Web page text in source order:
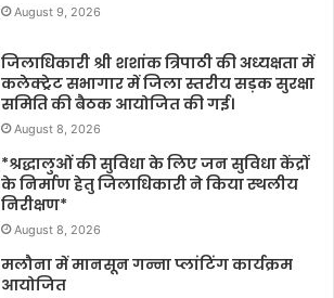
August 9, 2026
जिलाधिकारी श्री शशांक त्रिपाठी की अध्यक्षता में
कलेक्ट्रेट सभागार में जिला स्तरीय सड़क सुरक्षा
समिति की बैठक आयोजित की गई।
August 8, 2026
*श्रद्धालुओं की सुविधा के लिए जन सुविधा केंद्रों
के निर्माण हेतु जिलाधिकारी ने किया स्थलीय
निरीक्षण*
August 8, 2026
मलौना में मानसून गन्ना प्लांटिंग कार्यक्रम
आयोजित